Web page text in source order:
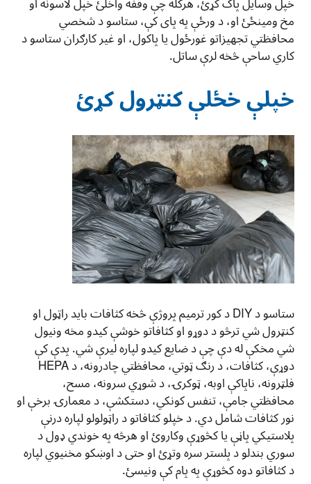
مخ ومینځئ او، د ورځې په پای کې، ستاسو د شخصي
محافظتي تجهیزاتو غورځول یا پاکول، او غیر کارګران ستاسو د
کاري ساحې څخه لرې ساتل.
خپلې خځلې کنټرول کړئ
ستاسو د DIY د کور ترمیم پروژې څخه کثافات باید راټول او
کنټرول شي ترڅو د دوړو او کثافاتو خوشې کیدو مخه ونیول
شي مخکې له دې چې د ضايع کيدو لپاره لیرې شي. پدې کې
دوړې، کثافات، د رنګ ټوتي، محافظتي چادرونه، د HEPA
فلټرونه، ناپاکې اوبه، ټوکرۍ، د شوړي سرونه، مسح،
محافظتي جامې، تنفس کونکي، دستکشې، د معمارۍ برخې او
نور کثافات شامل دي. د خپلو کثافاتو د راټولولو لپاره درنې
پلاستيکي پاڼې یا کڅوړې وکاروئ او هرڅه په خوندي ډول د
سوري بندلو د پلستر سره وتړئ او حتی د اوښکو مخنیوي لپاره
د کثافاتو دوه کڅوړې په پام کې ونیسئ.